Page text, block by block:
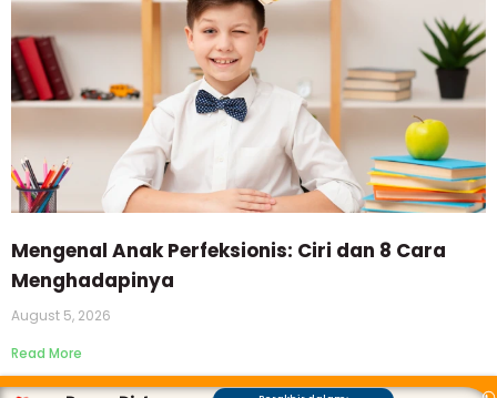
Mengenal Anak Perfeksionis: Ciri dan 8 Cara
Menghadapinya
August 5, 2026
Read More